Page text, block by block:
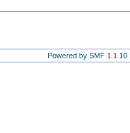
Powered by SMF 1.1.10